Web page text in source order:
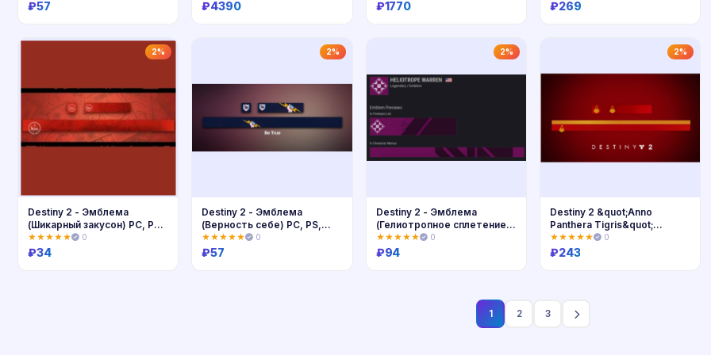
₽57 ₽4390 ₽1770 ₽269
2%
Destiny 2 - Эмблема
(Шикарный закусон) PC, PS,
Xbox
★★★★★ 0
₽34
2%
Destiny 2 - Эмблема
(Верность себе) PC, PS,
Xbox
★★★★★ 0
₽57
2%
Destiny 2 - Эмблема
(Гелиотропное сплетение)
PC,PS,Xbox
★★★★★ 0
₽94
2%
Destiny 2 &quot;Anno
Panthera Tigris&quot;
Эмблема GLOBAL 💥🌐
★★★★★ 0
₽243
1 2 3